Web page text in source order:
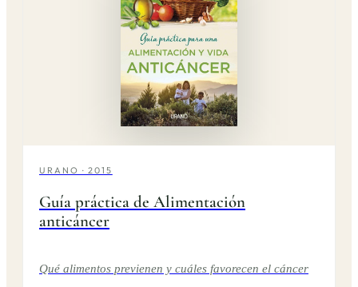
URANO · 2015
Guía práctica de Alimentación
anticáncer
Qué alimentos previenen y cuáles favorecen el cáncer